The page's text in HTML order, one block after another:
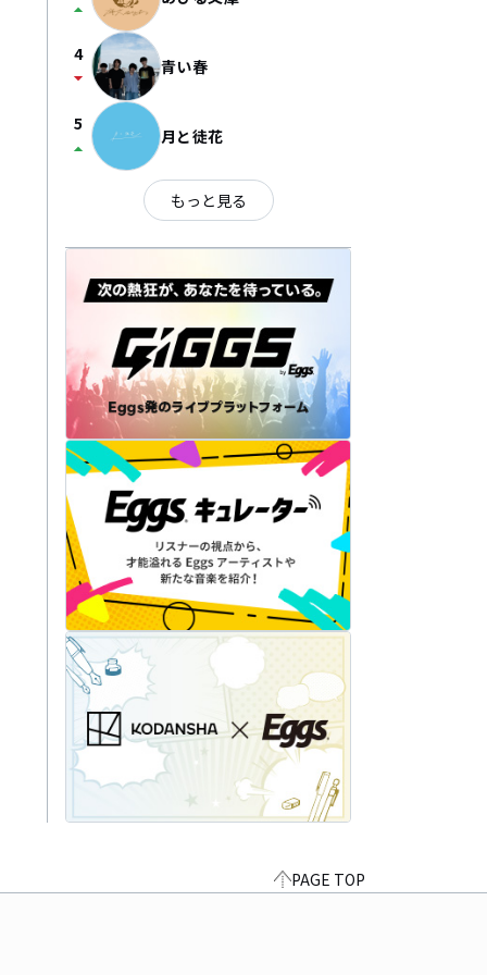
arrow_drop_up
4
arrow_drop_down 青い春
5
arrow_drop_up 月と徒花
もっと見る
PAGE TOP